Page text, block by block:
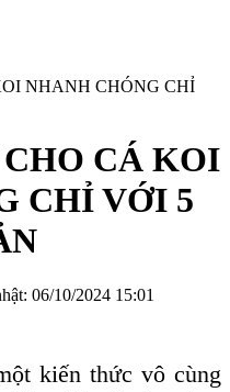
NHANH CHÓNG CHỈ
CÁ KOI
CHỈ VỚI 5
06/10/2024 15:01
kiến thức vô cùng